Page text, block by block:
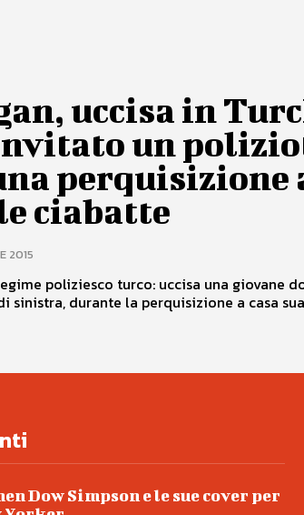
uccisa in
un
perquisizione
ciabatte
2015
poliziesco turco: uccisa una giovane
durante la perquisizione a casa
Dow Simpson e le sue cover per